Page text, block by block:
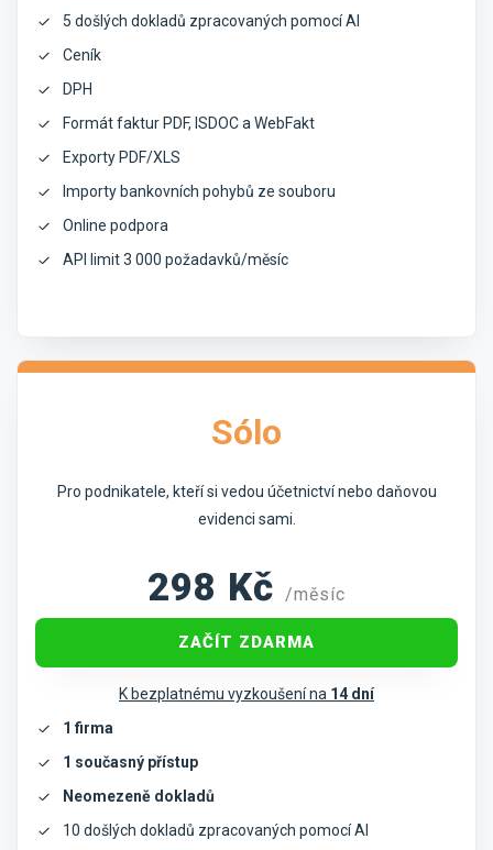
5 došlých dokladů zpracovaných pomocí AI
Ceník
DPH
Formát faktur PDF, ISDOC a WebFakt
Exporty PDF/XLS
Importy bankovních pohybů ze souboru
Online podpora
API limit 3 000 požadavků/měsíc
Sólo
Pro podnikatele, kteří si vedou účetnictví nebo daňovou
evidenci sami.
298 Kč /měsíc
ZAČÍT ZDARMA
K bezplatnému vyzkoušení na 14 dní
1 firma
1 současný přístup
Neomezeně dokladů
10 došlých dokladů zpracovaných pomocí AI